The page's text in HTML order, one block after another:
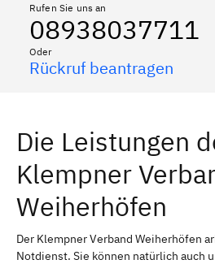
Rufen Sie uns an
08938037711
Oder
Rückruf beantragen
Die Leistungen
Klempner
Weiherhöfen
Der Klempner Verband Weiherhöfen
Notdienst. Sie können natürlich auch